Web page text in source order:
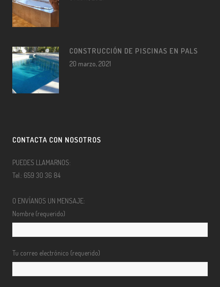
CONSTRUCCIÓN DE PISCINAS EN PALS
20 marzo, 2021
CONTACTA CON NOSOTROS
PUEDES LLAMARNOS:
Tel.: 659 30 36 84
O ENVÍANOS UN MENSAJE:
Nombre (requerido)
Tu correo electrónico (requerido)